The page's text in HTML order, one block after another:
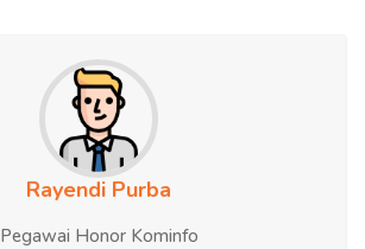
Rayendi Purba
Pegawai Honor Kominfo